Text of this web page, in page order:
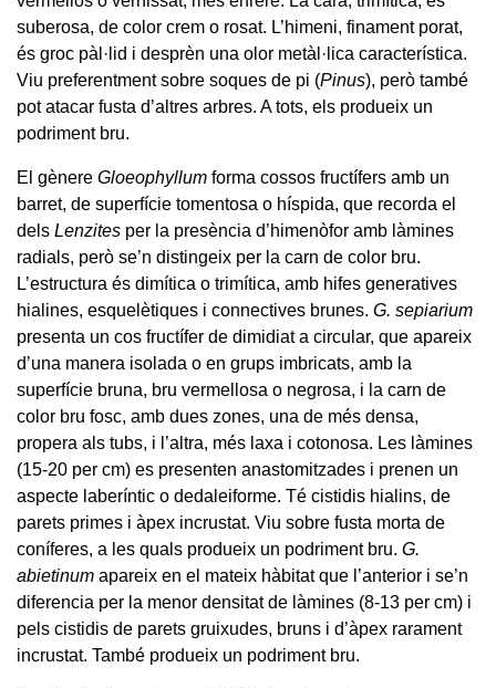
suberosa, de color crem o rosat. L’himeni, finament porat,
és groc pàl·lid i desprèn una olor metàl·lica característica.
Viu preferentment sobre soques de pi (Pinus), però també
pot atacar fusta d’altres arbres. A tots, els produeix un
podriment bru.
El gènere Gloeophyllum forma cossos fructífers amb un
barret, de superfície tomentosa o híspida, que recorda el
dels Lenzites per la presència d’himenòfor amb làmines
radials, però se’n distingeix per la carn de color bru.
L’estructura és dimítica o trimítica, amb hifes generatives
hialines, esquelètiques i connectives brunes. G. sepiarium
presenta un cos fructífer de dimidiat a circular, que apareix
d’una manera isolada o en grups imbricats, amb la
superfície bruna, bru vermellosa o negrosa, i la carn de
color bru fosc, amb dues zones, una de més densa,
propera als tubs, i l’altra, més laxa i cotonosa. Les làmines
(15-20 per cm) es presenten anastomitzades i prenen un
aspecte laberíntic o dedaleiforme. Té cistidis hialins, de
parets primes i àpex incrustat. Viu sobre fusta morta de
coníferes, a les quals produeix un podriment bru. G.
abietinum apareix en el mateix hàbitat que l’anterior i se’n
diferencia per la menor densitat de làmines (8-13 per cm) i
pels cistidis de parets gruixudes, bruns i d’àpex rarament
incrustat. També produeix un podriment bru.